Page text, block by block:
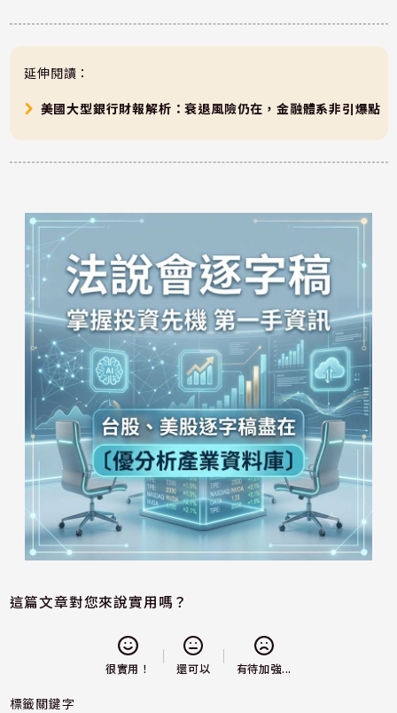
延伸閱讀：
美國大型銀行財報解析：衰退風險仍在，金融體系非引爆點
這篇文章對您來說實用嗎？
很實用！ 還可以 有待加強...
標籤關鍵字